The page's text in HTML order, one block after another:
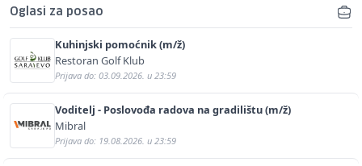
Oglasi za posao
Kuhinjski pomoćnik (m/ž)
Restoran Golf Klub
Prijava do: 03.09.2026. u 23:59
Voditelj - Poslovođa radova na gradilištu (m/ž)
Mibral
Prijava do: 19.08.2026. u 23:59